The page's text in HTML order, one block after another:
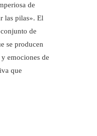
de
las pilas». El
de
se producen
emociones de
que